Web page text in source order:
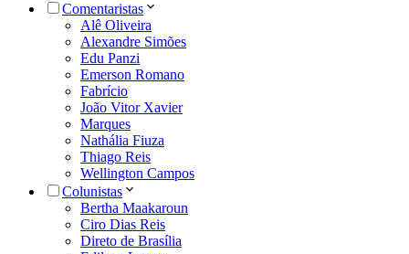
Comentaristas
Alê Oliveira
Alexandre Simões
Edu Panzi
Emerson Romano
Fabrício
João Vitor Xavier
Marques
Nathália Fiuza
Thiago Reis
Wellington Campos
Colunistas
Bertha Maakaroun
Ciro Dias Reis
Direto de Brasília